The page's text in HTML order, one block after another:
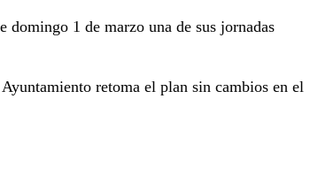
1 de marzo una de sus jornadas
retoma el plan sin cambios en el